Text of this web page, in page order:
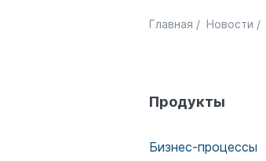
Главная / Новости /
Продукты
Бизнес-процессы